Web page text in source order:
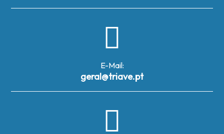
E-Mail:
geral@triave.pt